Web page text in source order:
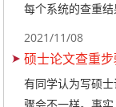
每个系统的查重
2021/11/08
硕士论文查重步
有同学认为写硕